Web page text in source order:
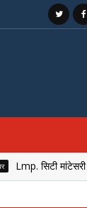
सिटी मांटेसरी के